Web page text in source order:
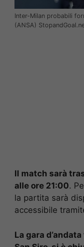
Inter-Milan probabili
(ANSA)
Il match sarà
alle ore 21:00.
la partita sarà
accessibile
La gara